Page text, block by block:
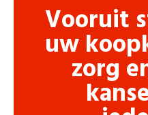
Vooruit
uw
zorg